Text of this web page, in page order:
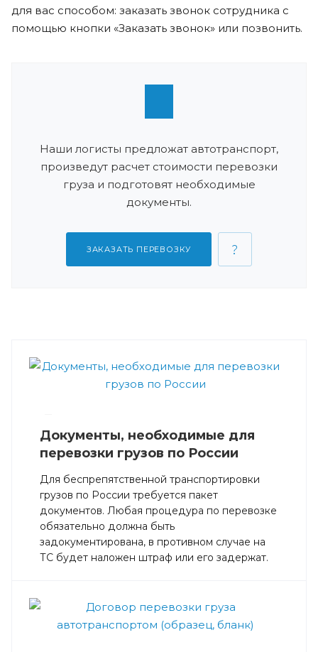
для вас способом: заказать звонок сотрудника с
помощью кнопки «Заказать звонок» или позвонить.
Наши логисты предложат автотранспорт,
произведут расчет стоимости перевозки
груза и подготовят необходимые
документы.
ЗАКАЗАТЬ ПЕРЕВОЗКУ
Документы, необходимые для
перевозки грузов по России
Для беспрепятственной транспортировки
грузов по России требуется пакет
документов. Любая процедура по перевозке
обязательно должна быть
задокументирована, в противном случае на
ТС будет наложен штраф или его задержат.